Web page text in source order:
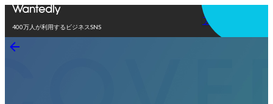
400万人が利用するビジネスSNS
アプリを使う